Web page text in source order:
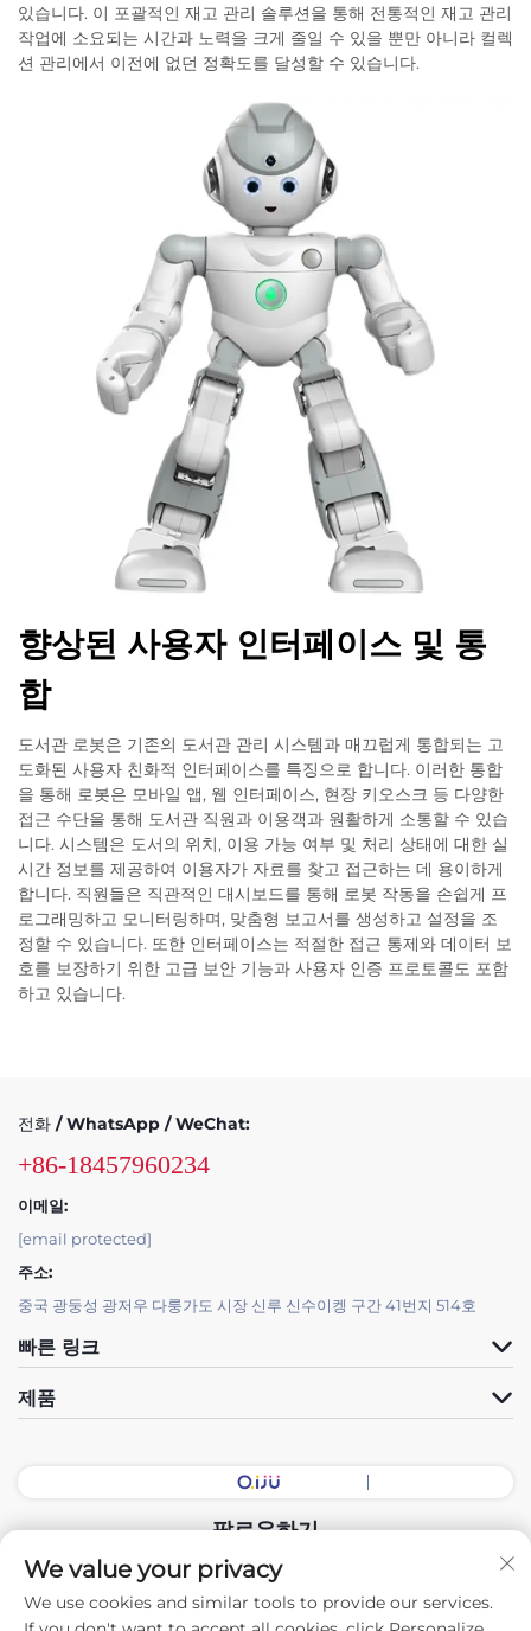
있습니다. 이 포괄적인 재고 관리 솔루션을 통해 전통적인 재고 관리
작업에 소요되는 시간과 노력을 크게 줄일 수 있을 뿐만 아니라 컬렉
션 관리에서 이전에 없던 정확도를 달성할 수 있습니다.
향상된 사용자 인터페이스 및 통
합
도서관 로봇은 기존의 도서관 관리 시스템과 매끄럽게 통합되는 고
도화된 사용자 친화적 인터페이스를 특징으로 합니다. 이러한 통합
을 통해 로봇은 모바일 앱, 웹 인터페이스, 현장 키오스크 등 다양한
접근 수단을 통해 도서관 직원과 이용객과 원활하게 소통할 수 있습
니다. 시스템은 도서의 위치, 이용 가능 여부 및 처리 상태에 대한 실
시간 정보를 제공하여 이용자가 자료를 찾고 접근하는 데 용이하게
합니다. 직원들은 직관적인 대시보드를 통해 로봇 작동을 손쉽게 프
로그래밍하고 모니터링하며, 맞춤형 보고서를 생성하고 설정을 조
정할 수 있습니다. 또한 인터페이스는 적절한 접근 통제와 데이터 보
호를 보장하기 위한 고급 보안 기능과 사용자 인증 프로토콜도 포함
하고 있습니다.
전화 / WhatsApp / WeChat:
+86-18457960234
이메일:
[email protected]
주소:
중국 광둥성 광저우 다룽가도 시장 신루 신수이켕 구간 41번지 514호
빠른 링크
제품
팔로우하기
저작권 © 2025 중국 광둥 전시홀 지능형 장비 유한회사. 모든 권리 보유.
We value your privacy
We use cookies and similar tools to provide our services.